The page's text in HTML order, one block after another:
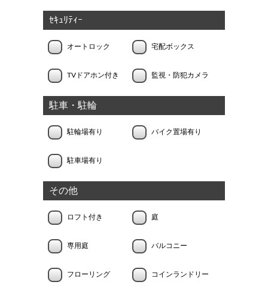
ｾｷｭﾘﾃｨｰ
オートロック 宅配ボックス
TVドアホン付き 監視・防犯カメラ
駐車・駐輪
駐輪場有り バイク置場有り
駐車場有り
その他
ロフト付き 庭
専用庭 バルコニー
フローリング コインランドリー